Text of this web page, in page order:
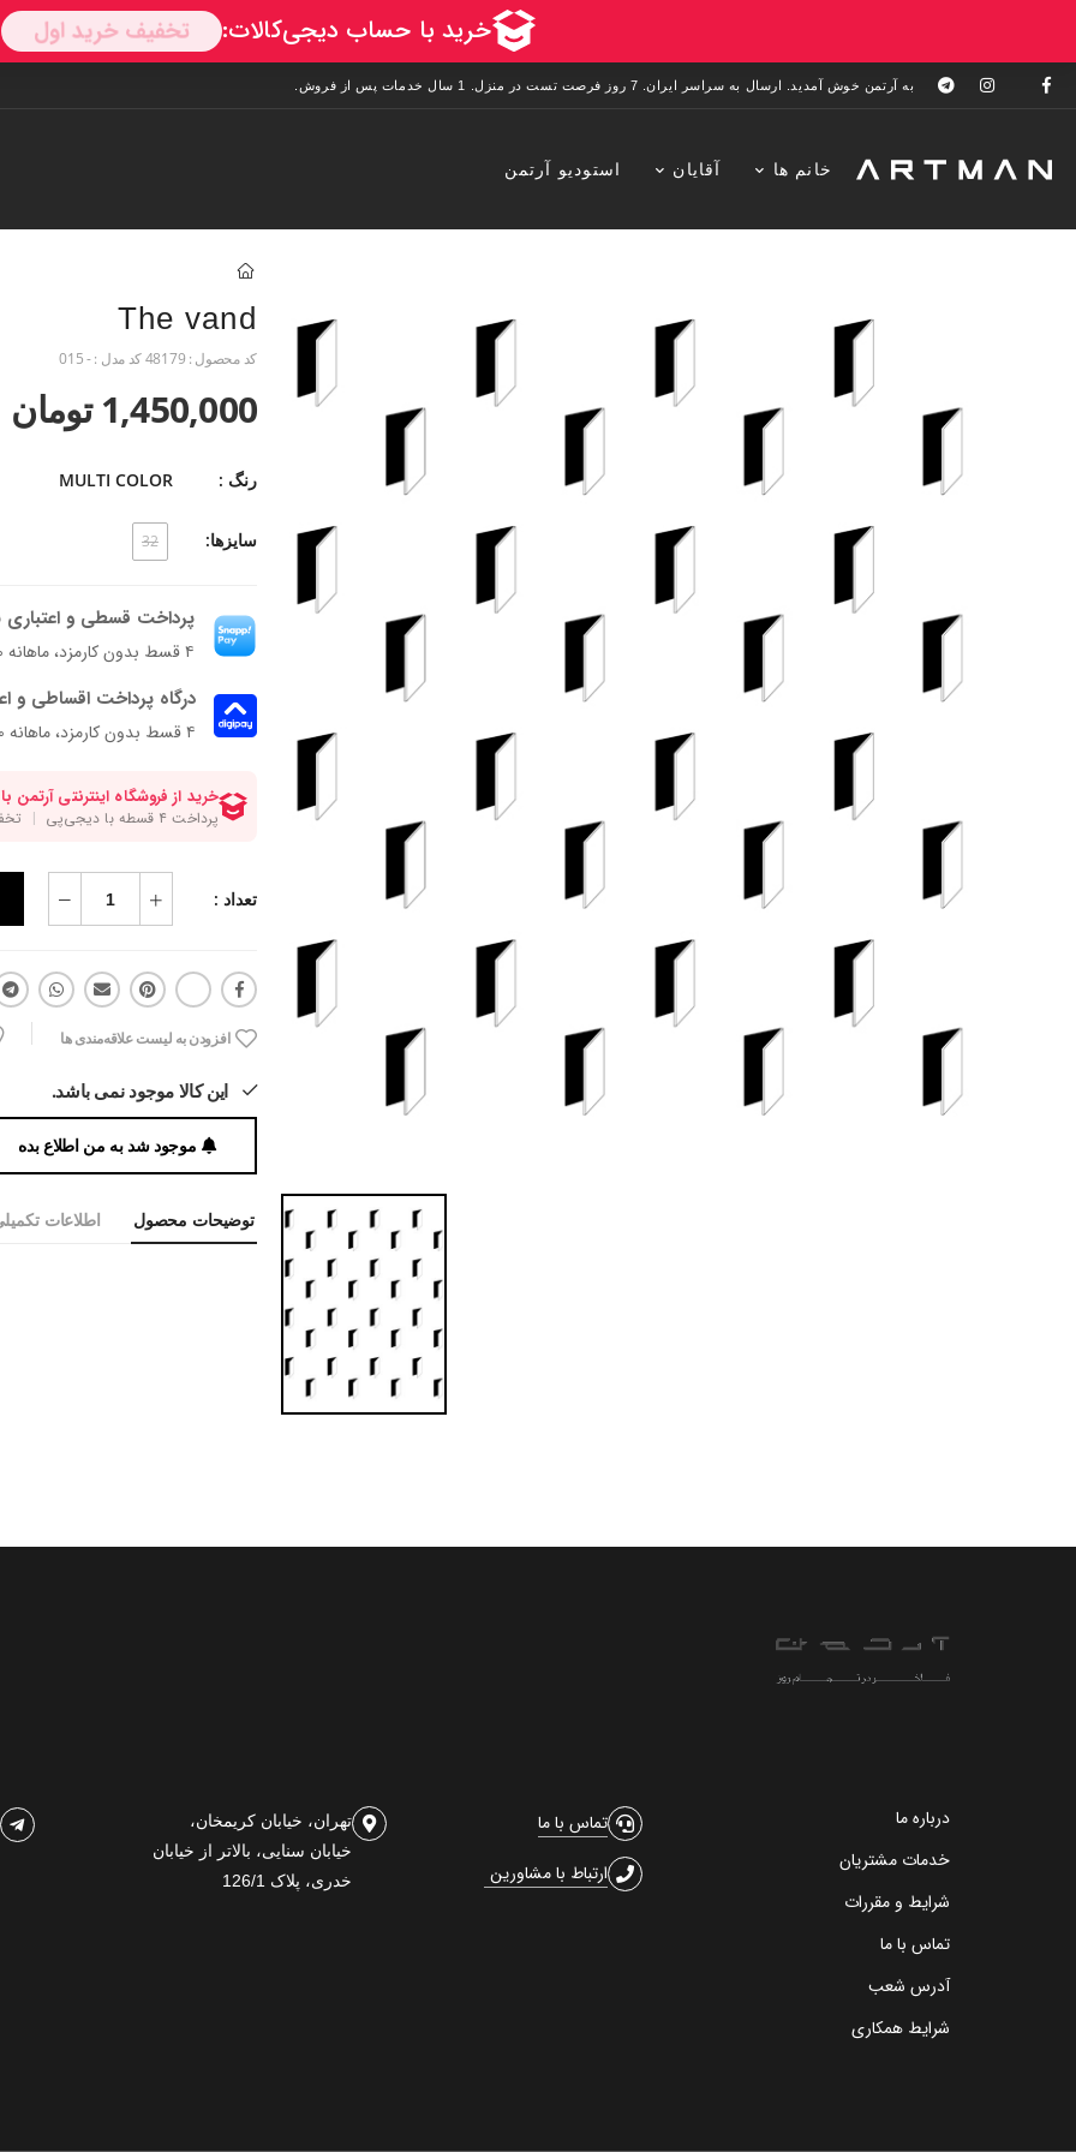
به آرتمن خوش آمدید. ارسال به سراسر ایران. 7 روز فرصت تست در منزل. 1 سال خدمات پس از فروش.
خانم ها آقایان استودیو آرتمن
The vand
کد محصول : 48179کد مدل :- 015
1,450,000 تومان
رنگ : MULTI COLOR
سایزها: 32
پرداخت قسطی و اعتباری
۴ قسط بدون کارمزد، ماهانه ۳۶۲٬۵۰۰ تومان
درگاه پرداخت اقساطی و
۴ قسط بدون کارمزد، ماهانه 362,500 تومان
تعداد :
افزودن به لیست علاقه‌مندی ها
این کالا موجود نمی باشد.
موجود شد به من اطلاع بده
توضیحات محصول اطلاعات
درباره ما
خدمات مشتریان
شرایط و مقررات
تماس با ما
آدرس شعب
شرایط همکاری
تماس با ما
ارتباط با مشاورین
تهران، خیابان کریمخان،
خیابان سنایی، بالاتر از خیابان
خدری، پلاک 126/1